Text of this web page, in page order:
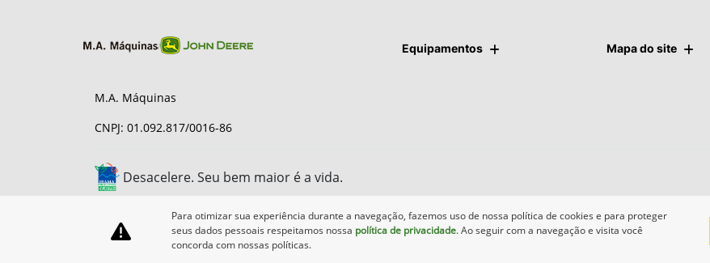
Equipamentos Mapa do site
M.A. Máquinas
CNPJ: 01.092.817/0016-86
Desacelere. Seu bem maior é a vida.
Para otimizar sua experiência durante a navegação, fazemos uso de nossa política de cookies e para proteger
seus dados pessoais respeitamos nossa política de privacidade. Ao seguir com a navegação e visita você
concorda com nossas políticas.